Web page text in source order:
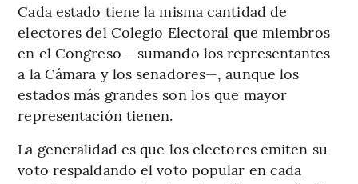
Cada estado tiene la misma cantidad de
electores del Colegio Electoral que miembros
en el Congreso —sumando los representantes
a la Cámara y los senadores—, aunque los
estados más grandes son los que mayor
representación tienen.
La generalidad es que los electores emiten su
voto respaldando el voto popular en cada